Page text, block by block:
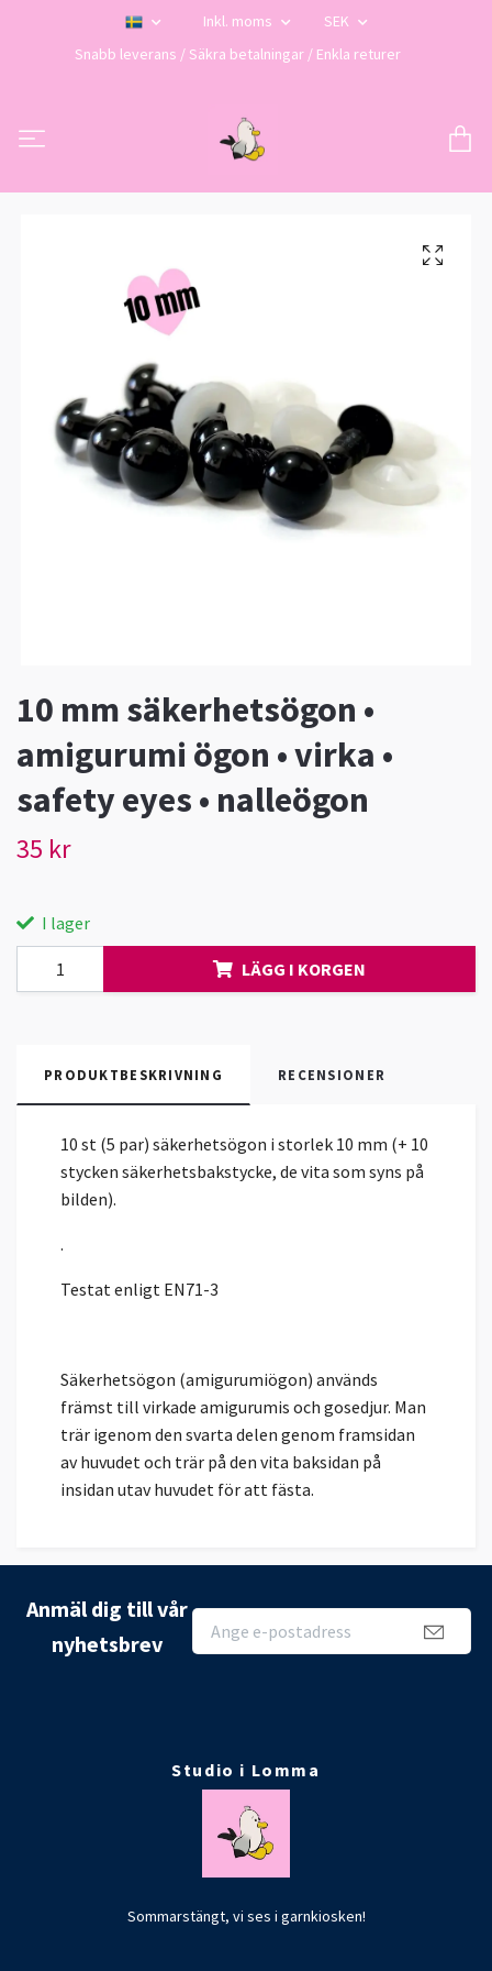
Inkl. moms
SEK
Snabb leverans / Säkra betalningar / Enkla returer
10 mm säkerhetsögon •
amigurumi ögon • virka •
safety eyes • nalleögon
35 kr
I lager
LÄGG I KORGEN
PRODUKTBESKRIVNING RECENSIONER
10 st (5 par) säkerhetsögon i storlek 10 mm (+ 10
stycken säkerhetsbakstycke, de vita som syns på
bilden).
.
Testat enligt EN71-3
Säkerhetsögon (amigurumiögon) används
främst till virkade amigurumis och gosedjur. Man
trär igenom den svarta delen genom framsidan
av huvudet och trär på den vita baksidan på
insidan utav huvudet för att fästa.
Anmäl dig till vår
nyhetsbrev
Studio i Lomma
Sommarstängt, vi ses i garnkiosken!